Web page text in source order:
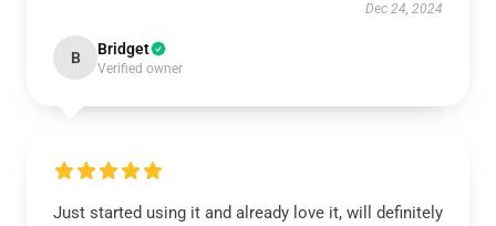
Dec 24, 2024
B Bridget
Verified owner
Just started using it and already love it, will definitely